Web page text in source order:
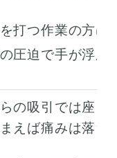
を打つ作業の方
圧迫で手が浮腫
らの吸引では座
えば痛みは落ち